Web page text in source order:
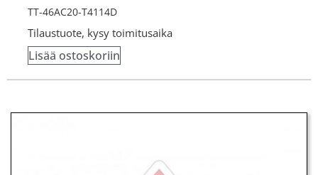
TT-46AC20-T4114D
Tilaustuote, kysy toimitusaika
Lisää ostoskoriin